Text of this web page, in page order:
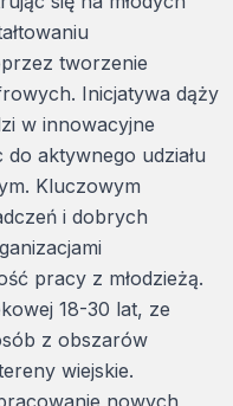
tworzenie
Inicjatywa dąży
w innowacyjne
aktywnego udziału
Kluczowym
i dobrych
pracy z młodzieżą.
18-30 lat, ze
z obszarów
wiejskie.